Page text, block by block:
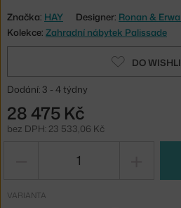
Značka: HAY Designer: Ronan &
Kolekce: Zahradní nábytek Palissade
DO
Dodání: 3 - 4 týdny
28 475 Kč
bez DPH: 23 533,06 Kč
VARIANTA